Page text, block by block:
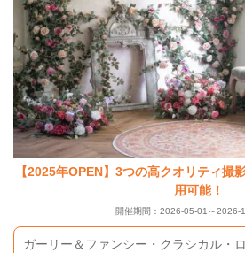
【2025年OPEN】3つの高クオリティ撮
用可能！
開催期間：2026-05-01～2026-
ガーリー＆ファンシー・クラシカル・